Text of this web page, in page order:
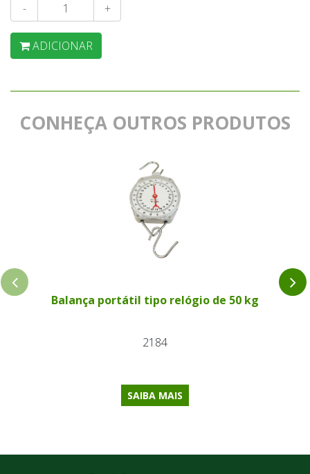
- +
ADICIONAR
CONHEÇA OUTROS PRODUTOS
Balança portátil tipo relógio de 50 kg
2184
SAIBA MAIS